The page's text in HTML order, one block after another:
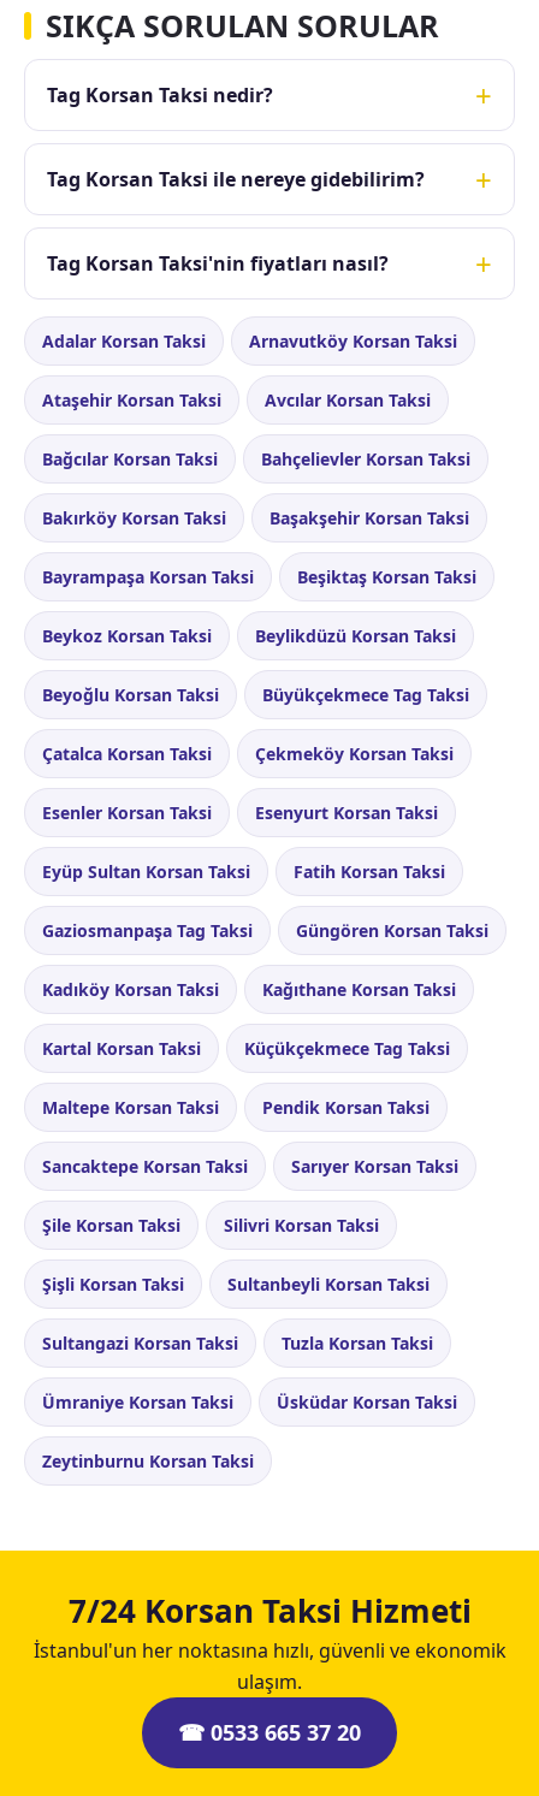
SIKÇA SORULAN SORULAR
Tag Korsan Taksi nedir?
Tag Korsan Taksi ile nereye gidebilirim?
Tag Korsan Taksi'nin fiyatları nasıl?
Adalar Korsan Taksi Arnavutköy Korsan Taksi
Ataşehir Korsan Taksi Avcılar Korsan Taksi
Bağcılar Korsan Taksi Bahçelievler Korsan Taksi
Bakırköy Korsan Taksi Başakşehir Korsan Taksi
Bayrampaşa Korsan Taksi Beşiktaş Korsan Taksi
Beykoz Korsan Taksi Beylikdüzü Korsan Taksi
Beyoğlu Korsan Taksi Büyükçekmece Tag Taksi
Çatalca Korsan Taksi Çekmeköy Korsan Taksi
Esenler Korsan Taksi Esenyurt Korsan Taksi
Eyüp Sultan Korsan Taksi Fatih Korsan Taksi
Gaziosmanpaşa Tag Taksi Güngören Korsan Taksi
Kadıköy Korsan Taksi Kağıthane Korsan Taksi
Kartal Korsan Taksi Küçükçekmece Tag Taksi
Maltepe Korsan Taksi Pendik Korsan Taksi
Sancaktepe Korsan Taksi Sarıyer Korsan Taksi
Şile Korsan Taksi Silivri Korsan Taksi
Şişli Korsan Taksi Sultanbeyli Korsan Taksi
Sultangazi Korsan Taksi Tuzla Korsan Taksi
Ümraniye Korsan Taksi Üsküdar Korsan Taksi
Zeytinburnu Korsan Taksi
7/24 Korsan Taksi Hizmeti
İstanbul'un her noktasına hızlı, güvenli ve ekonomik
ulaşım.
☎ 0533 665 37 20